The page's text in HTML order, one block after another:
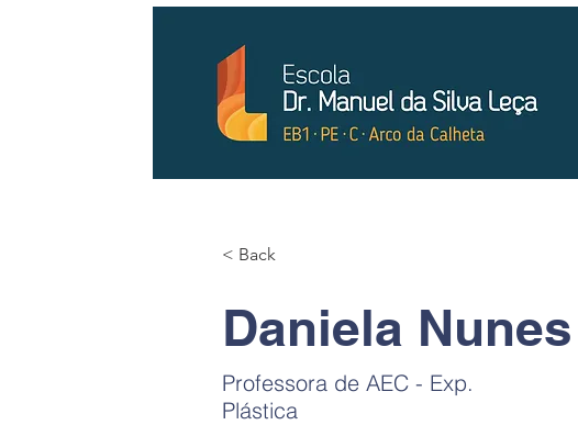
< Back
Daniela Nunes
Professora de AEC - Exp.
Plástica